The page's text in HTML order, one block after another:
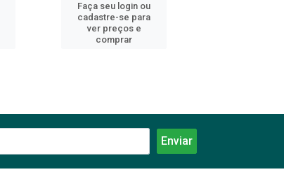
Faça seu login ou
cadastre-se para
ver preços e
comprar